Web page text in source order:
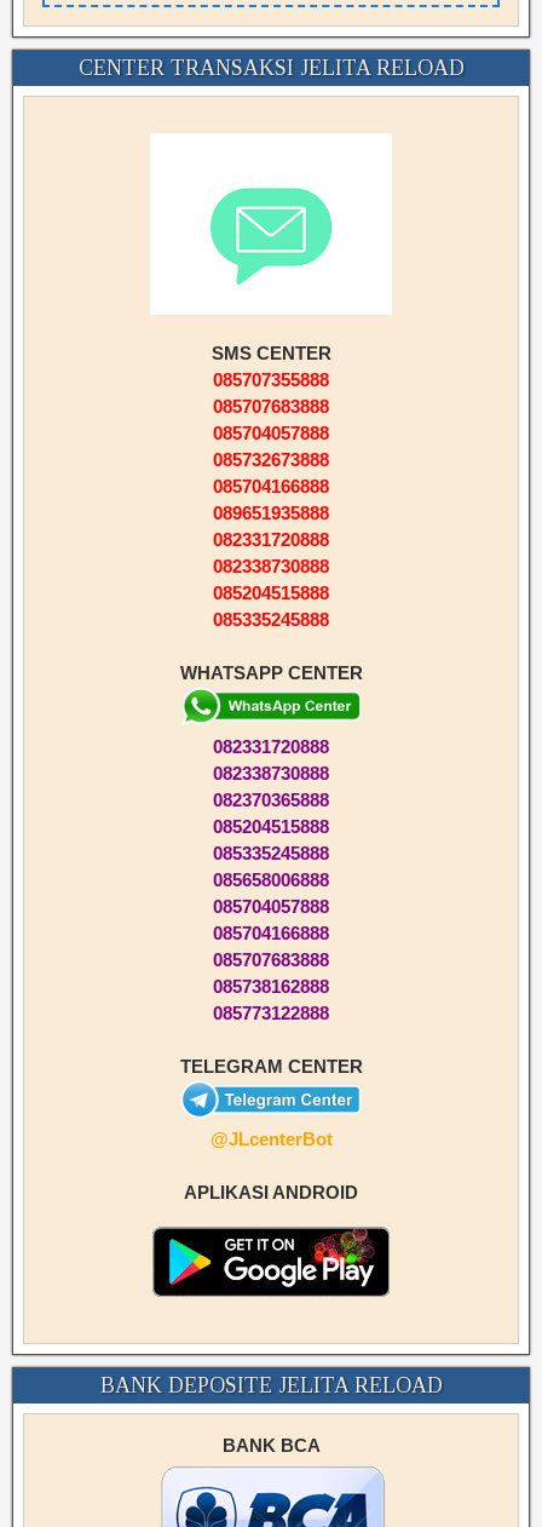
CENTER TRANSAKSI JELITA RELOAD
SMS CENTER
085707355888
085707683888
085704057888
085732673888
085704166888
089651935888
082331720888
082338730888
085204515888
085335245888
WHATSAPP CENTER
082331720888
082338730888
082370365888
085204515888
085335245888
085658006888
085704057888
085704166888
085707683888
085738162888
085773122888
TELEGRAM CENTER
@JLcenterBot
APLIKASI ANDROID
BANK DEPOSITE JELITA RELOAD
BANK BCA